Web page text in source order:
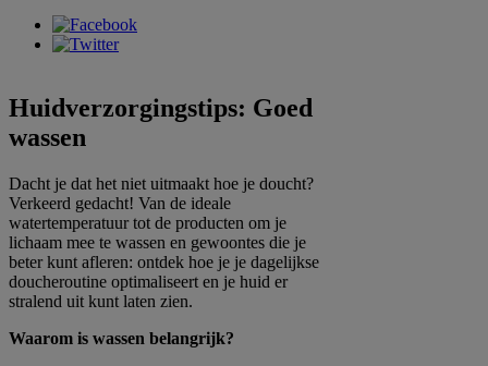
Huidverzorgingstips: Goed
wassen
Dacht je dat het niet uitmaakt hoe je doucht?
Verkeerd gedacht! Van de ideale
watertemperatuur tot de producten om je
lichaam mee te wassen en gewoontes die je
beter kunt afleren: ontdek hoe je je dagelijkse
doucheroutine optimaliseert en je huid er
stralend uit kunt laten zien.
Waarom is wassen belangrijk?